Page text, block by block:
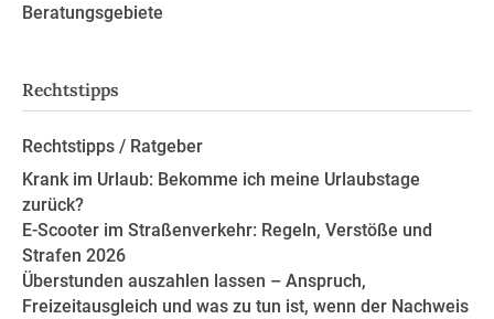
Beratungsgebiete
Rechtstipps
Rechtstipps / Ratgeber
Krank im Urlaub: Bekomme ich meine Urlaubstage
zurück?
E-Scooter im Straßenverkehr: Regeln, Verstöße und
Strafen 2026
Überstunden auszahlen lassen – Anspruch,
Freizeitausgleich und was zu tun ist, wenn der Nachweis